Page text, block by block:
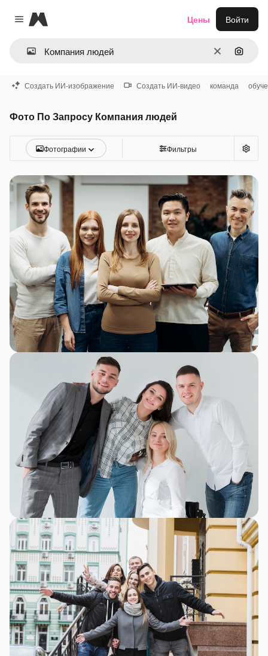
Close menu
Magnific
ОчиститьПоиск
Цены Войти
Создать ИИ-изображение Создать ИИ-видео команда
Фото По Запросу Компания людей
Фотографии Фильтры